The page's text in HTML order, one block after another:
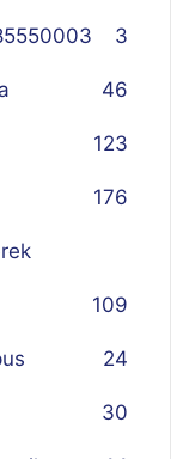
3
46
123
176
109
24
30